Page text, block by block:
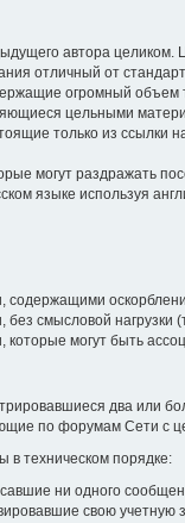
автора целиком.
отличный от
огромный объем
цельными
только из ссылки
могут раздражать
языке используя
содержащими
без смысловой нагрузки
которые могут быть
два или
по форумам Сети с
в техническом порядке:
ни одного
свою учетную